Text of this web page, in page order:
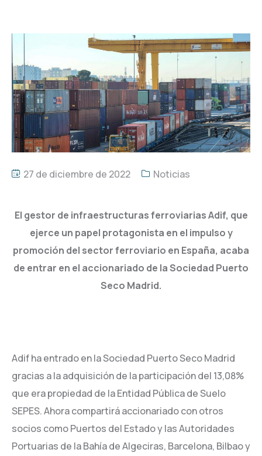
27 de diciembre de 2022 Noticias
El gestor de infraestructuras ferroviarias Adif, que
ejerce un papel protagonista en el impulso y
promoción del sector ferroviario en España, acaba
de entrar en el accionariado de la Sociedad Puerto
Seco Madrid.
Adif ha entrado en la Sociedad Puerto Seco Madrid
gracias a la adquisición de la participación del 13,08%
que era propiedad de la Entidad Pública de Suelo
SEPES. Ahora compartirá accionariado con otros
socios como Puertos del Estado y las Autoridades
Portuarias de la Bahía de Algeciras, Barcelona, Bilbao y